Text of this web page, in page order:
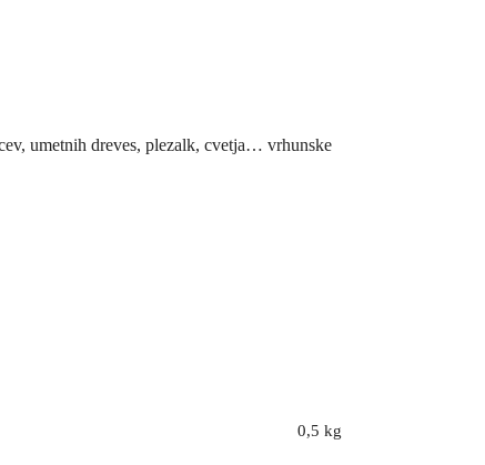
umetnih dreves, plezalk, cvetja… vrhunske
0,5 kg